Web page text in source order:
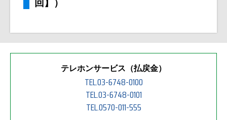
回】）
テレホンサービス（払戻金）
TEL.03-6748-0100
TEL.03-6748-0101
TEL.0570-011-555